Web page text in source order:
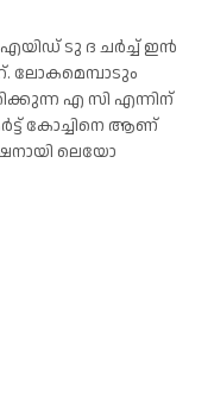
ടു ദ ചർച്ച് ഇൻ
ലോകമെമ്പാടും
എ സി എന്നിന്
കോച്ചിനെ ആണ്
ലെയോ